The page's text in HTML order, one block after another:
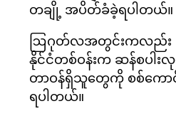
တချို့ အပိတ်ခံခဲ့ရပါတယ်။
ဩဂုတ်လအတွင်းကလည်း ပ
နိုင်ငံတစ်ဝန်းက ဆန်စပါးလု
တာဝန်ရှိသူတွေကို စစ်ကော
ရပါတယ်။